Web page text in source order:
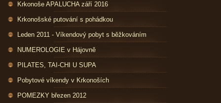
Krkonoše APALUCHA září 2016
Krkonošské putování s pohádkou
Leden 2011 - Víkendový pobyt s běžkováním
NUMEROLOGIE v Hájovně
PILATES, TAI-CHI U SUPA
Pobytové víkendy v Krkonoších
POMEZKY březen 2012